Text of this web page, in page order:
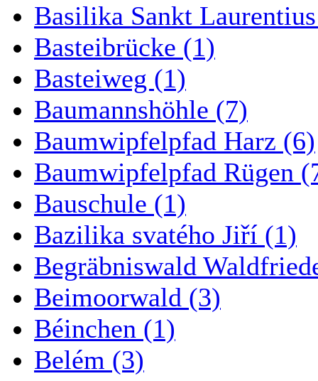
Basilika Sankt
Basteibrücke (1)
Basteiweg (1)
Baumannshöhle (7)
Baumwipfelpfad Harz (6)
Baumwipfelpfad Rügen
Bauschule (1)
Bazilika svatého Jiří (1)
Begräbniswald
Beimoorwald (3)
Béinchen (1)
Belém (3)